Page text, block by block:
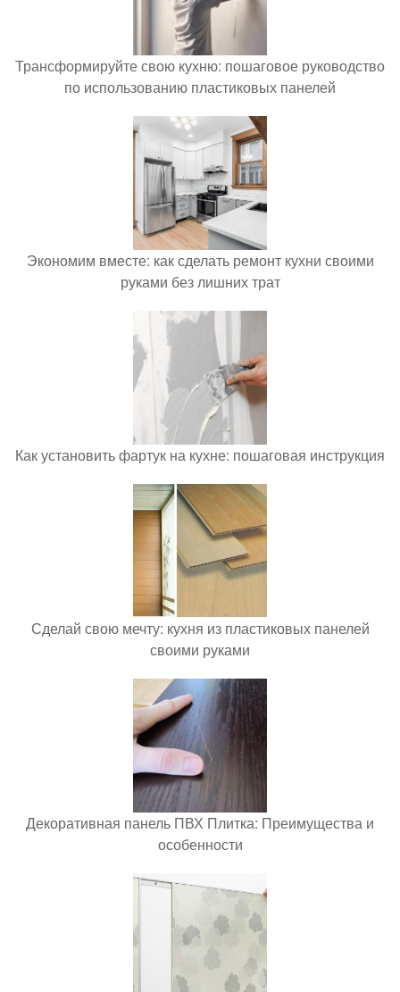
Трансформируйте свою кухню: пошаговое руководство
по использованию пластиковых панелей
Экономим вместе: как сделать ремонт кухни своими
руками без лишних трат
Как установить фартук на кухне: пошаговая инструкция
Сделай свою мечту: кухня из пластиковых панелей
своими руками
Декоративная панель ПВХ Плитка: Преимущества и
особенности